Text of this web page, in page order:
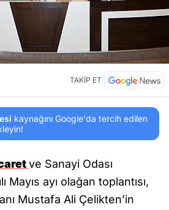
TAKİP ET
kaynağını Google'da tercih edilen
ve Sanayi Odası
Mayıs ayı olağan toplantısı,
Mustafa Ali Çelikten’in